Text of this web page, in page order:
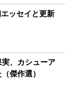
ッセイと更新
、カシューア
傑作選）